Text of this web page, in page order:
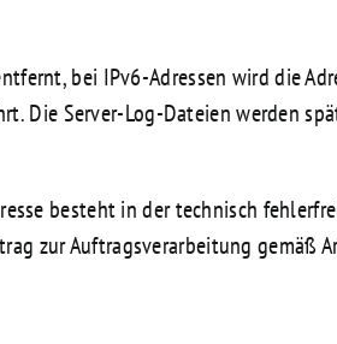
bei IPv6-Adressen wird die
Die Server-Log-Dateien werden
besteht in der technisch
zur Auftragsverarbeitung gemäß